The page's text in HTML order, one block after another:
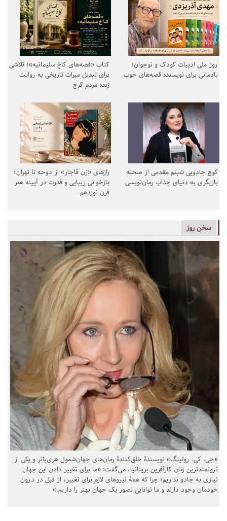
روز ملی ادبیات کودک و نوجوان؛
یادمانی برای نویسنده قصه‌های خوب
کتاب «قصه‌های کاخ سلیمانیه»؛ تلاشی
برای تبدیل میراث تاریخی به روایت
زنده مردم کرج
کوچ جادویی شبنم مقدمی از صحنه
بازیگری به دنیای جذاب رمان‌نویسی
رازهای «زن قاجار» از دوحه تا تهران؛
بازخوانی زیبایی و قدرت در آیینه هنر
قرن نوزدهم
سخن روز
«جی. کی. رولینگ» نویسندهٔ خلق‌کنندهٔ رمان‌های جهان‌شمول هری‌پاتر و یکی از
ثروتمندترین زنان کارآفرین بریتانیا، می‌گفت: «ما برای تغییر دادن این جهان
نیازی به جادو نداریم؛ چرا که همهٔ نیروهای لازم برای تغییر، از قبل در درون
خودمان وجود دارند و ما توانایی تصور یک جهان بهتر را داریم.»